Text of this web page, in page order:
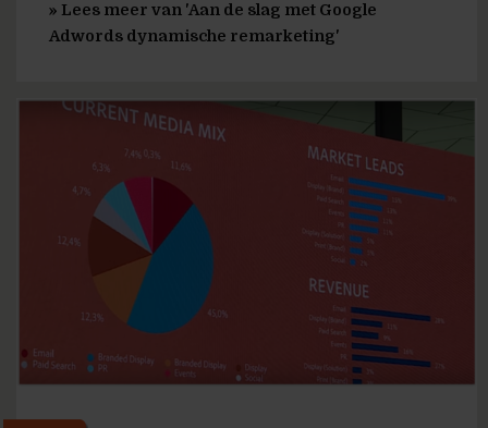
» Lees meer van 'Aan de slag met Google
Adwords dynamische remarketing'